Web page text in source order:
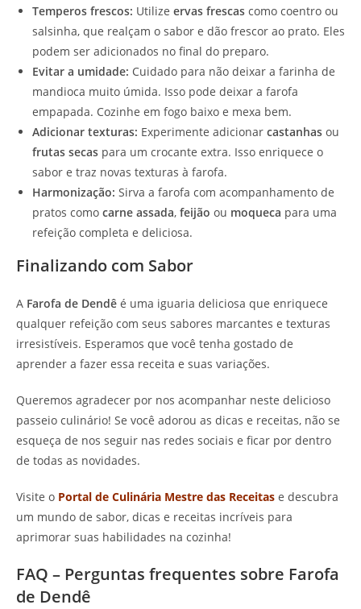
Temperos frescos: Utilize ervas frescas como coentro ou
salsinha, que realçam o sabor e dão frescor ao prato. Eles
podem ser adicionados no final do preparo.
Evitar a umidade: Cuidado para não deixar a farinha de
mandioca muito úmida. Isso pode deixar a farofa
empapada. Cozinhe em fogo baixo e mexa bem.
Adicionar texturas: Experimente adicionar castanhas ou
frutas secas para um crocante extra. Isso enriquece o
sabor e traz novas texturas à farofa.
Harmonização: Sirva a farofa com acompanhamento de
pratos como carne assada, feijão ou moqueca para uma
refeição completa e deliciosa.
Finalizando com Sabor
A Farofa de Dendê é uma iguaria deliciosa que enriquece
qualquer refeição com seus sabores marcantes e texturas
irresistíveis. Esperamos que você tenha gostado de
aprender a fazer essa receita e suas variações.
Queremos agradecer por nos acompanhar neste delicioso
passeio culinário! Se você adorou as dicas e receitas, não se
esqueça de nos seguir nas redes sociais e ficar por dentro
de todas as novidades.
Visite o Portal de Culinária Mestre das Receitas e descubra
um mundo de sabor, dicas e receitas incríveis para
aprimorar suas habilidades na cozinha!
FAQ – Perguntas frequentes sobre Farofa
de Dendê